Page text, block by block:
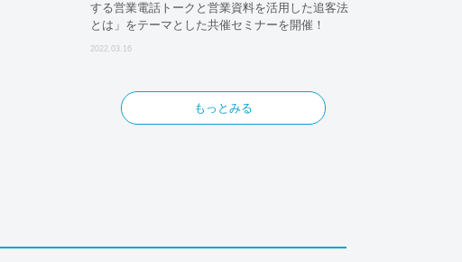
する営業電話トークと営業資料を活用した追客法
とは」をテーマとした共催セミナーを開催！
2022.03.16
もっとみる